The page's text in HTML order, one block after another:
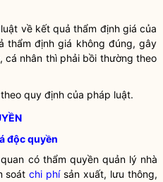
luật về kết quảthẩm định giá của
thẩm định giá không đúng, gây
cá nhân thì phải bồi thường theo
quy định của pháp luật.
độc quyền
có thẩm quyền quản lý nhà
soátchi phísản xuất, lưu thông,